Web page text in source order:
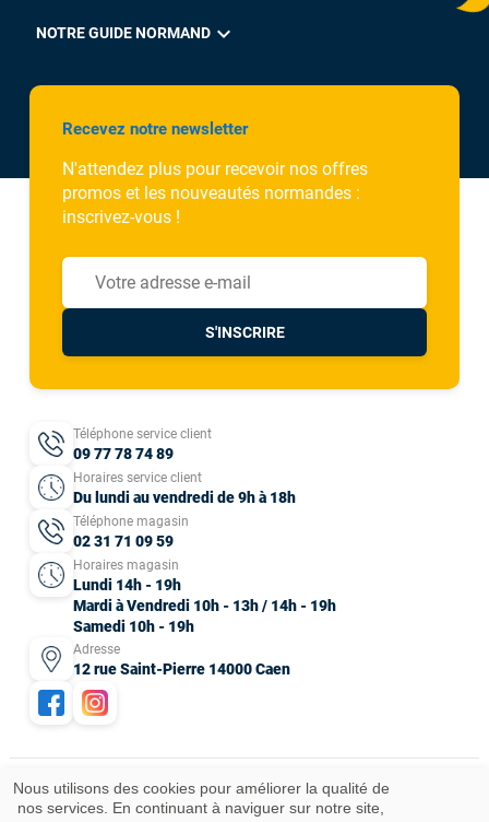
NOTRE GUIDE NORMAND expand_more
Recevez notre newsletter
N'attendez plus pour recevoir nos offres
promos et les nouveautés normandes :
inscrivez-vous !
S'INSCRIRE
Téléphone service client
09 77 78 74 89
Horaires service client
Du lundi au vendredi de 9h à 18h
Téléphone magasin
02 31 71 09 59
Horaires magasin
Lundi 14h - 19h
Mardi à Vendredi 10h - 13h / 14h - 19h
Samedi 10h - 19h
Adresse
12 rue Saint-Pierre 14000 Caen
Nous utilisons des cookies pour améliorer la qualité de
nos services. En continuant à naviguer sur notre site,
Mentions légales CGV Données personnelles